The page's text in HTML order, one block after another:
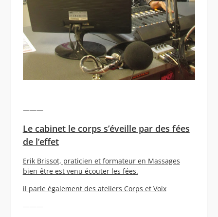
———
Le cabinet le corps s’éveille par des fées
de l’effet
Erik Brissot, praticien et formateur en Massages
bien-être est venu écouter les fées.
il parle également des ateliers Corps et Voix
———